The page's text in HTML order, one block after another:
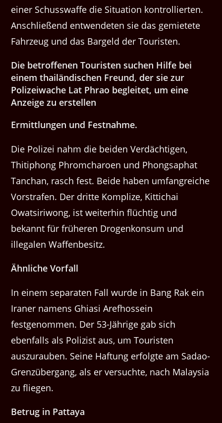
einer Schusswaffe die Situation kontrollierten.
Anschließend entwendeten sie das gemietete
Fahrzeug und das Bargeld der Touristen.
Die betroffenen Touristen suchen Hilfe bei
einem thailändischen Freund, der sie zur
Polizeiwache Lat Phrao begleitet, um eine
Anzeige zu erstellen
Ermittlungen und Festnahme.
Die Polizei nahm die beiden Verdächtigen,
Thitiphong Phromcharoen und Phongsaphat
Tanchan, rasch fest. Beide haben umfangreiche
Vorstrafen. Der dritte Komplize, Kittichai
Owatsiriwong, ist weiterhin flüchtig und
bekannt für früheren Drogenkonsum und
illegalen Waffenbesitz.
Ähnliche Vorfall
In einem separaten Fall wurde in Bang Rak ein
Iraner namens Ghiasi Arefhossein
festgenommen. Der 53-Jährige gab sich
ebenfalls als Polizist aus, um Touristen
auszurauben. Seine Haftung erfolgte am Sadao-
Grenzübergang, als er versuchte, nach Malaysia
zu fliegen.
Betrug in Pattaya